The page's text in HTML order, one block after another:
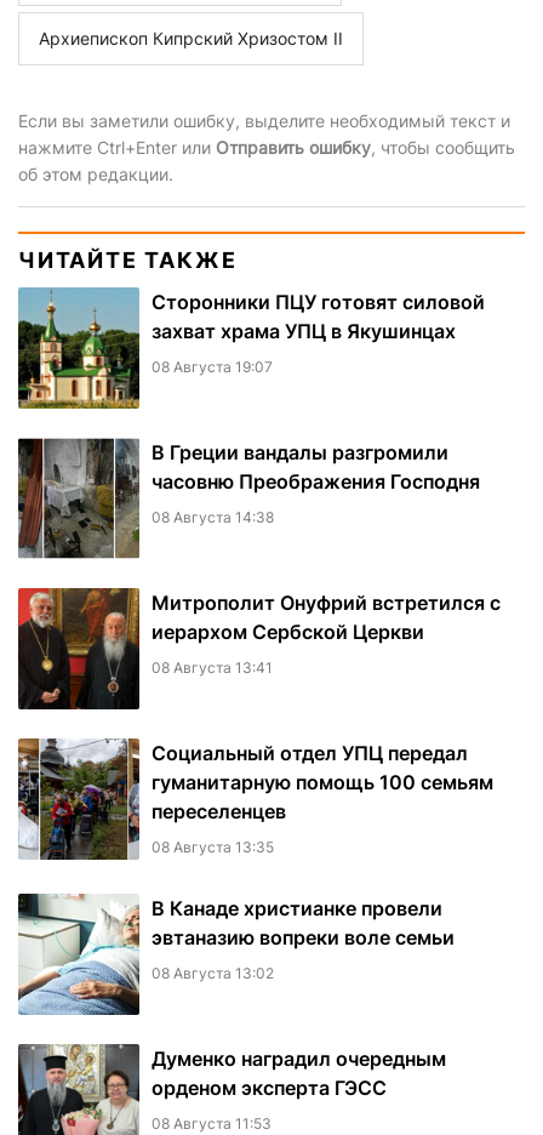
Архиепископ Кипрский Хризостом II
Если вы заметили ошибку, выделите необходимый текст и
нажмите Ctrl+Enter или Отправить ошибку, чтобы сообщить
об этом редакции.
ЧИТАЙТЕ ТАКЖЕ
Сторонники ПЦУ готовят силовой
захват храма УПЦ в Якушинцах
08 Августа 19:07
В Греции вандалы разгромили
часовню Преображения Господня
08 Августа 14:38
Митрополит Онуфрий встретился с
иерархом Сербской Церкви
08 Августа 13:41
Социальный отдел УПЦ передал
гуманитарную помощь 100 семьям
переселенцев
08 Августа 13:35
В Канаде христианке провели
эвтаназию вопреки воле семьи
08 Августа 13:02
Думенко наградил очередным
орденом эксперта ГЭСС
08 Августа 11:53